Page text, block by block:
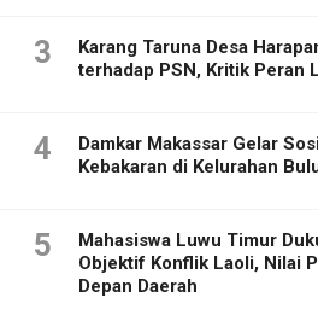
3
Karang Taruna Desa
terhadap PSN, Kritik Peran
4
Damkar Makassar Gelar
Kebakaran di Kelurahan
5
Mahasiswa Luwu Timur
Objektif Konflik Laoli, Nilai
Depan Daerah